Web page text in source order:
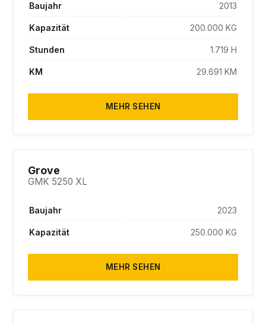
Baujahr 2013
Kapazität 200.000 KG
Stunden 1.719 H
KM 29.691 KM
MEHR SEHEN
Grove
GMK 5250 XL
Baujahr 2023
Kapazität 250.000 KG
MEHR SEHEN